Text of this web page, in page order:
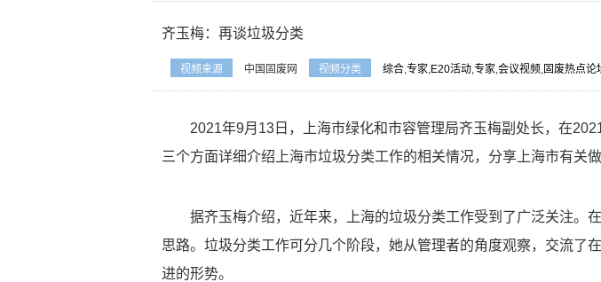
齐玉梅：再谈垃圾分类
视频来源 中国固废网 视频分类 综合,专家,E20活动,专家,会议视频,固废热点论
2021年9月13日，上海市绿化和市容管理局齐玉梅副处长，在
三个方面详细介绍上海市垃圾分类工作的相关情况，分享上海市有关
据齐玉梅介绍，近年来，上海的垃圾分类工作受到了广泛关注。
思路。垃圾分类工作可分几个阶段，她从管理者的角度观察，交流了
进的形势。